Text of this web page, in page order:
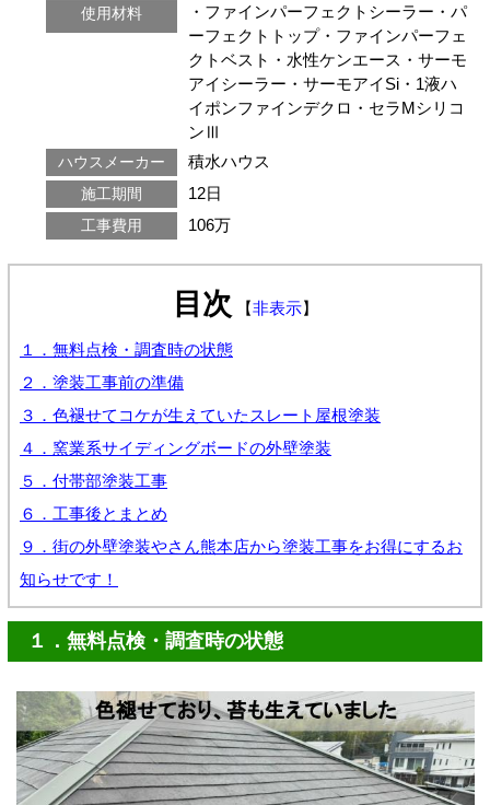
使用材料
・ファインパーフェクトシーラー・パ
ーフェクトトップ・ファインパーフェ
クトベスト・水性ケンエース・サーモ
アイシーラー・サーモアイSi・1液ハ
イポンファインデクロ・セラMシリコ
ンⅢ
ハウスメーカー 積水ハウス
施工期間 12日
工事費用 106万
目次 【非表示】
１．無料点検・調査時の状態
２．塗装工事前の準備
３．色褪せてコケが生えていたスレート屋根塗装
４．窯業系サイディングボードの外壁塗装
５．付帯部塗装工事
６．工事後とまとめ
９．街の外壁塗装やさん熊本店から塗装工事をお得にするお
知らせです！
１．無料点検・調査時の状態